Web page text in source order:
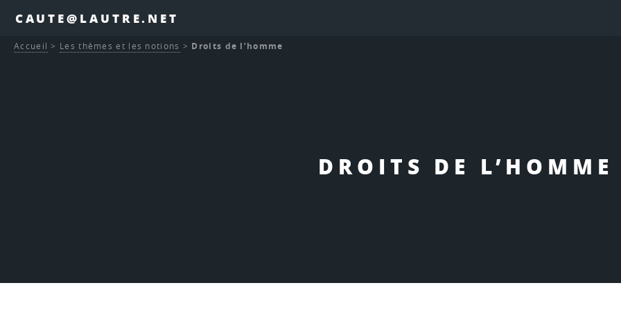
CAUTE@LAUTRE.NET
DROITS DE L’HOMME
Accueil > Les thèmes et les notions > Droits de l’homme